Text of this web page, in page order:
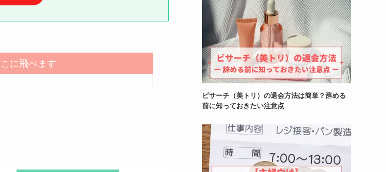
に飛べます
ビサーチ（美トリ）の退会方法は簡単？辞める
前に知っておきたい注意点